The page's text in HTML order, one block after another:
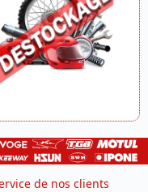
de nos clients